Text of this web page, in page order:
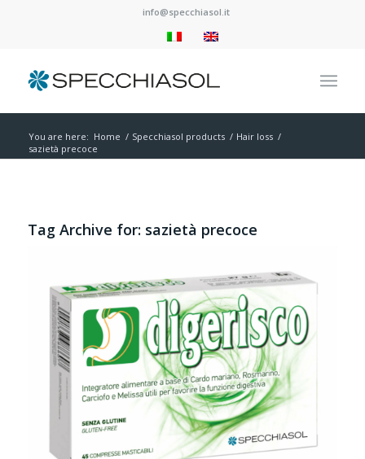
info@specchiasol.it
You are here: Home / Specchiasol products / Hair loss /
sazietà precoce
Tag Archive for: sazietà precoce